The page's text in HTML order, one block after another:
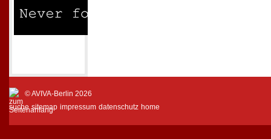
© AVIVA-Berlin 2026
suche sitemap impressum datenschutz home